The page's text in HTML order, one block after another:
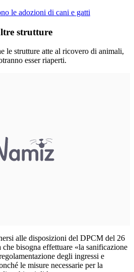
le adozioni di cani e gatti
strutture
le strutture atte al ricovero di animali,
esser riaperti.
alle disposizioni del DPCM del 26
bisogna effettuare «la sanificazione
degli ingressi e
le misure necessarie per la